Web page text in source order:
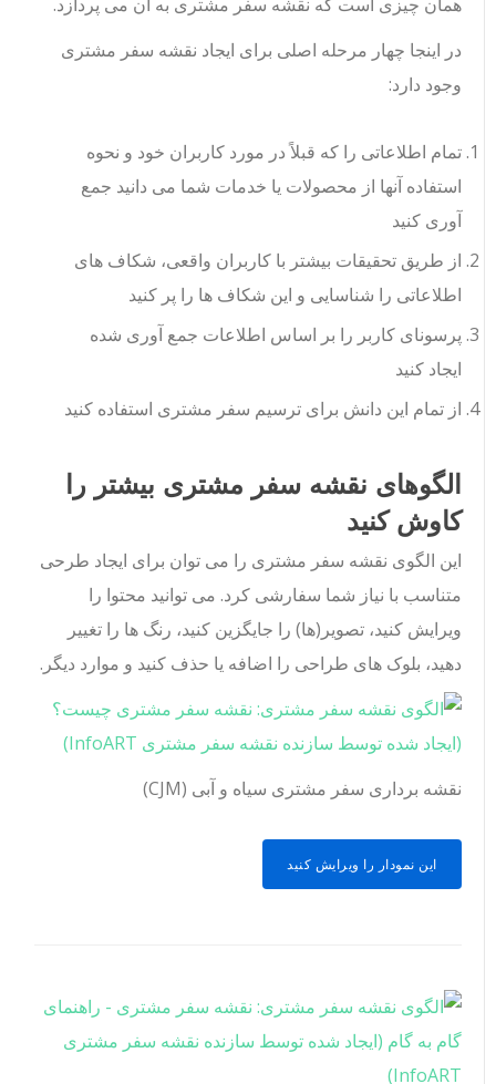
در اینجا چهار مرحله اصلی برای ایجاد نقشه سفر مشتری
وجود دارد:
تمام اطلاعاتی را که قبلاً در مورد کاربران خود و نحوه
استفاده آنها از محصولات یا خدمات شما می دانید جمع
آوری کنید
از طریق تحقیقات بیشتر با کاربران واقعی، شکاف های
اطلاعاتی را شناسایی و این شکاف ها را پر کنید
پرسونای کاربر را بر اساس اطلاعات جمع آوری شده
ایجاد کنید
از تمام این دانش برای ترسیم سفر مشتری استفاده کنید
الگوهای نقشه سفر مشتری بیشتر را
کاوش کنید
این الگوی نقشه سفر مشتری را می توان برای ایجاد طرحی
متناسب با نیاز شما سفارشی کرد. می توانید محتوا را
ویرایش کنید، تصویر(ها) را جایگزین کنید، رنگ ها را تغییر
دهید، بلوک های طراحی را اضافه یا حذف کنید و موارد دیگر.
نقشه برداری سفر مشتری سیاه و آبی (CJM)
این نمودار را ویرایش کنید